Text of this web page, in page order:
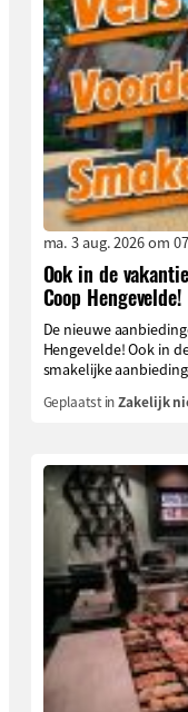
ma. 3 aug. 2026 om
Ook in de
Coop Hengevelde!
De nieuwe
Hengevelde! Ook in
smakelijke
Geplaatst inZakelijk